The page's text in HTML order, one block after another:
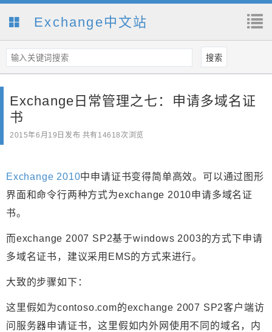
Exchange中文站
Exchange日常管理之七：申请多域名证
书
2015年6月19日 发布 共有14618次浏览
Exchange 2010中申请证书变得简单高效。可以通过图形
界面和命令行两种方式为exchange 2010申请多域名证
书。
而exchange 2007 SP2基于windows 2003的方式下申请
多域名证书，建议采用EMS的方式来进行。
大致的步骤如下：
这里假如为contoso.com的exchange 2007 SP2客户端访
问服务器申请证书，这里假如内外网使用不同的域名，内